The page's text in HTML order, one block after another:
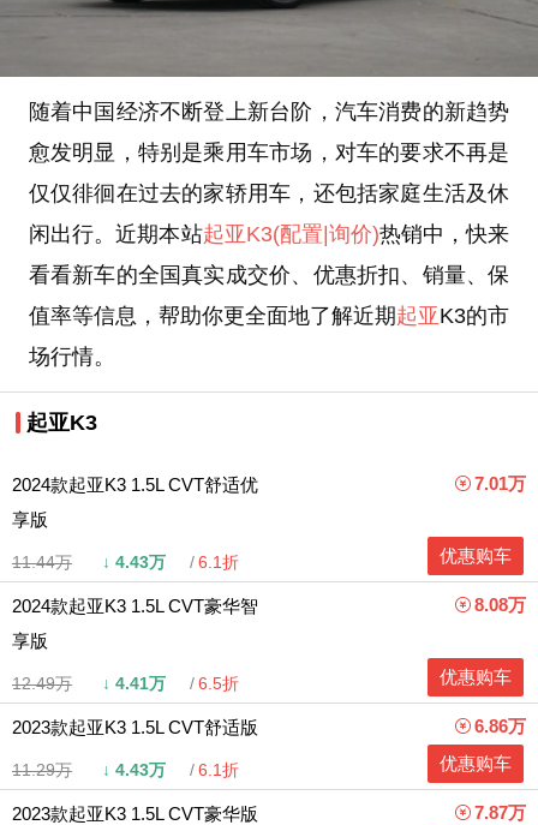
随着中国经济不断登上新台阶，汽车消费的新趋势
愈发明显，特别是乘用车市场，对车的要求不再是
仅仅徘徊在过去的家轿用车，还包括家庭生活及休
闲出行。近期本站起亚K3(配置|询价)热销中，快来
看看新车的全国真实成交价、优惠折扣、销量、保
值率等信息，帮助你更全面地了解近期起亚K3的市
场行情。
起亚K3
2024款起亚K3 1.5L CVT舒适优
享版
11.44万 ↓ 4.43万 6.1折
7.01万
优惠购车
2024款起亚K3 1.5L CVT豪华智
享版
12.49万 ↓ 4.41万 6.5折
8.08万
优惠购车
2023款起亚K3 1.5L CVT舒适版
11.29万 ↓ 4.43万 6.1折
6.86万
优惠购车
2023款起亚K3 1.5L CVT豪华版
7.87万